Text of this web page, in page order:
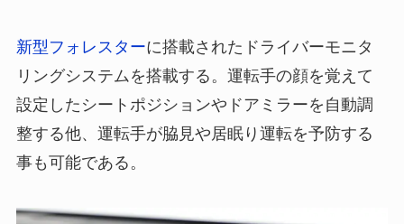
新型フォレスターに搭載されたドライバーモニタ
リングシステムを搭載する。運転手の顔を覚えて
設定したシートポジションやドアミラーを自動調
整する他、運転手が脇見や居眠り運転を予防する
事も可能である。